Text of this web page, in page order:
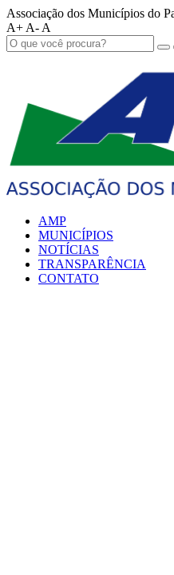
Associação dos Municípios do
A+ A- A
AMP
MUNICÍPIOS
NOTÍCIAS
TRANSPARÊNCIA
CONTATO